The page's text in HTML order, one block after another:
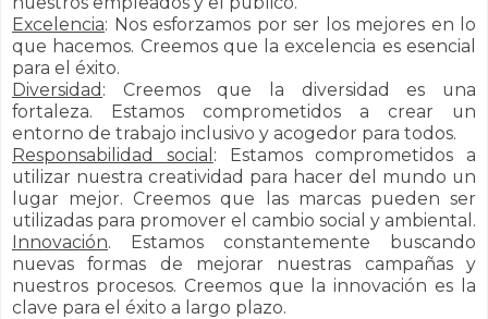
Excelencia: Nos esforzamos por ser los mejores en lo
que hacemos. Creemos que la excelencia es esencial
para el éxito.
Diversidad : Creemos que la diversidad es una
fortaleza. Estamos comprometidos a crear un
entorno de trabajo inclusivo y acogedor para todos.
Responsabilidad social : Estamos comprometidos a
utilizar nuestra creatividad para hacer del mundo un
lugar mejor. Creemos que las marcas pueden ser
utilizadas para promover el cambio social y ambiental.
Innovación. Estamos constantemente buscando
nuevas formas de mejorar nuestras campañas y
nuestros procesos. Creemos que la innovación es la
clave para el éxito a largo plazo.